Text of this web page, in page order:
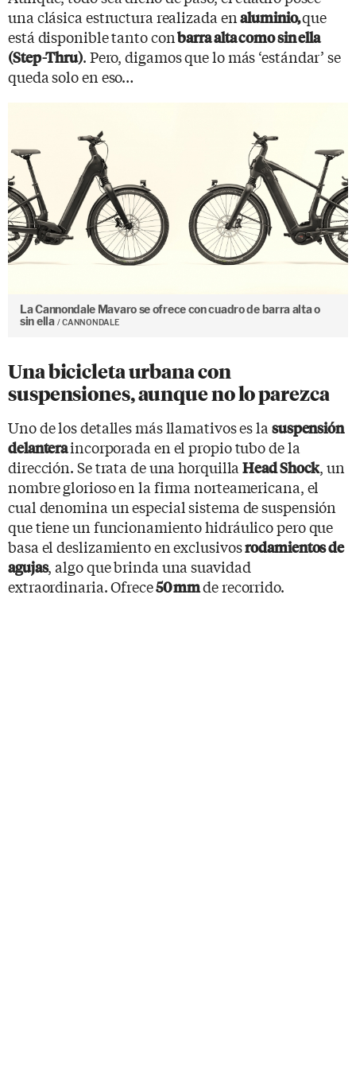
una clásica estructura realizada enaluminio,que
está disponible tanto conbarra alta como sin ella
(Step-Thru). Pero, digamos que lo más ‘estándar’ se
queda solo en eso…
La Cannondale Mavaro se ofrece con cuadro de barra alta o
sin ella
CANNONDALE
Una bicicleta urbana con
suspensiones, aunque no lo parezca
Uno de los detalles más llamativos es la suspensión
delanteraincorporada en el propio tubo de la
dirección. Se trata de una horquillaHead Shock, un
nombre glorioso en la firma norteamericana, el
cual denomina un especial sistema de suspensión
que tiene un funcionamiento hidráulico pero que
basa el deslizamiento en exclusivosrodamientos de
agujas, algo que brinda una suavidad
extraordinaria. Ofrece50 mmde recorrido.